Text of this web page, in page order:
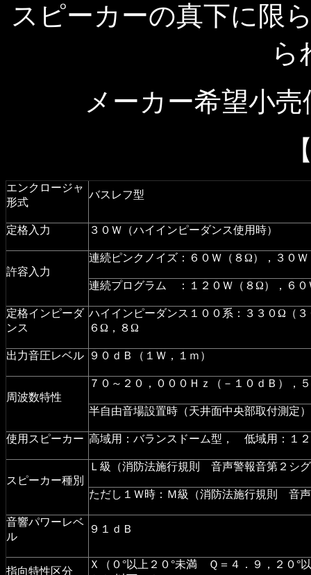
スピーカーの真下に限
ら
メーカー希望小
エンクロージャ
形式
バスレフ型
定格入力 ３０Ｗ（ハイインピーダンス使用時）
許容入力
連続ピンクノイズ：６０Ｗ（８Ω），３０
連続プログラム ：１２０Ｗ（８Ω），６０
定格インピーダ
ンス
ハイインピーダンス１００系：３３０Ω（
６Ω，８Ω
出力音圧レベル ９０ｄＢ（１Ｗ，１ｍ）
周波数特性
７０～２０，０００Ｈｚ（－１０ｄＢ），
半自由音場設置時（天井面中央部取付測定）
使用スピーカー 高域用：バランスドーム型， 低域用：１
スピーカー種別
Ｌ級（消防法施行規則 音声警報音第２シ
ただし１Ｗ時：Ｍ級（消防法施行規則 音
音響パワーレベ
ル
９１ｄＢ
指向特性区分
Ｘ（０°以上２０°未満 Ｑ＝４．９，２０°